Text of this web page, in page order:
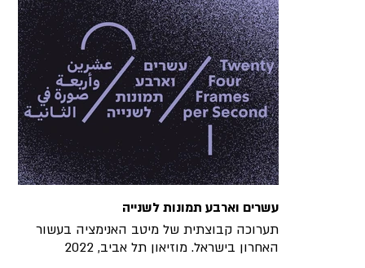
עשרים וארבע תמונות לשנייה
תערוכה קבוצתית של מיטב האנימציה בעשור
האחרון בישראל. מוזיאון תל אביב, 2022